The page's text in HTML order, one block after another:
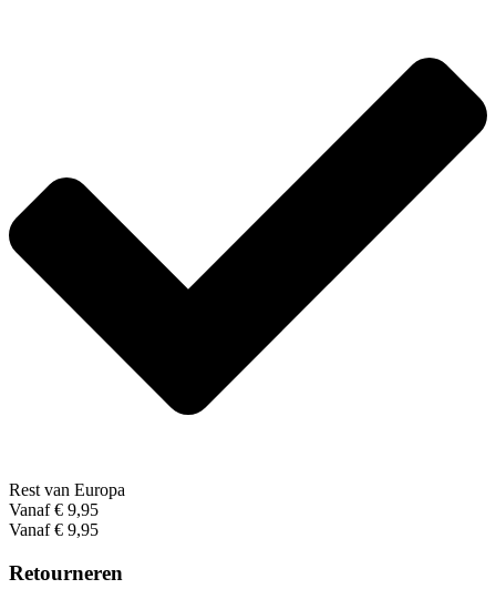
Rest van Europa
Vanaf € 9,95
Vanaf € 9,95
Retourneren